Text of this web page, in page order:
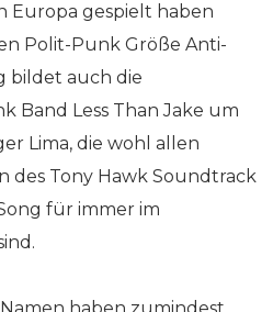
Europa gespielt haben
Polit-Punk Größe Anti-
bildet auch die
Band Less Than Jake um
Lima, die wohl allen
des Tony Hawk Soundtrack
für immer im